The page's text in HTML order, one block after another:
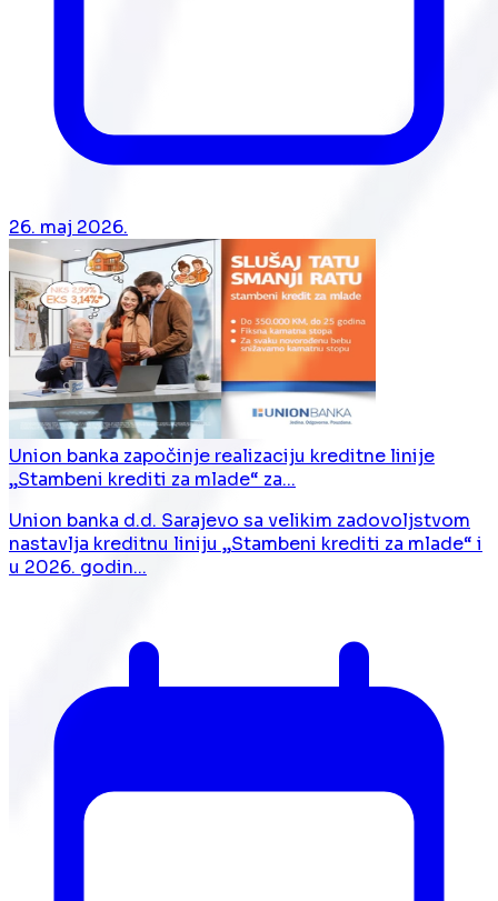
26. maj 2026.
Union banka započinje realizaciju kreditne linije
„Stambeni krediti za mlade“ za...
Union banka d.d. Sarajevo sa velikim zadovoljstvom
nastavlja kreditnu liniju „Stambeni krediti za mlade“ i
u 2026. godin...